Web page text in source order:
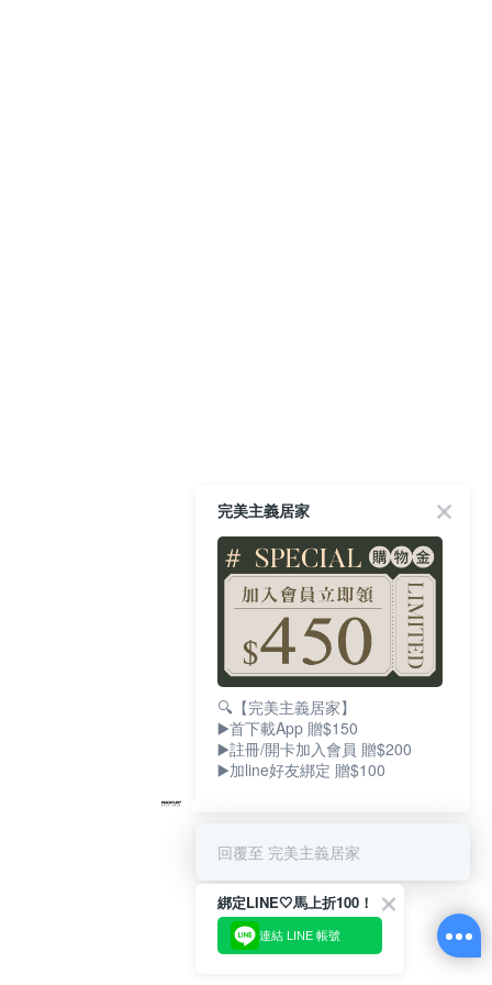
完美主義居家
🔍【完美主義居家】
▶️首下載App 贈$150
▶️註冊/開卡加入會員 贈$200
▶️加line好友綁定 贈$100
回覆至 完美主義居家
綁定LINE🤍馬上折100！
連結 LINE 帳號